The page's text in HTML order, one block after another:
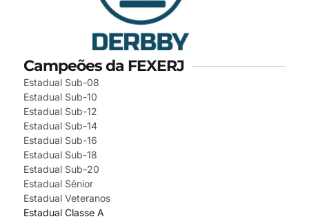
Campeões da FEXERJ
Estadual Sub-08
Estadual Sub-10
Estadual Sub-12
Estadual Sub-14
Estadual Sub-16
Estadual Sub-18
Estadual Sub-20
Estadual Sênior
Estadual Veteranos
Estadual Classe A